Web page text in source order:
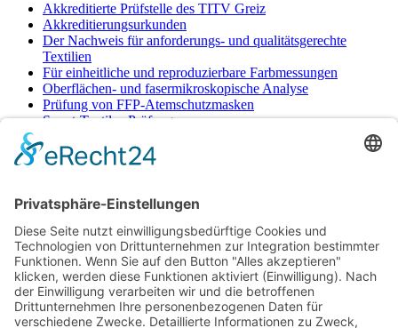
Akkreditierte Prüfstelle des TITV Greiz
Akkreditierungsurkunden
Der Nachweis für anforderungs- und qualitätsgerechte
Textilien
Für einheitliche und reproduzierbare Farbmessungen
Oberflächen- und fasermikroskopische Analyse
Prüfung von FFP-Atemschutzmasken
Smart-Textiles-Prüfungen
Bedarfsgegenständen auf verschiedenste Eigenschaften und
Inhaltstoffe
Impressum
Datenschutz
AGB
AGB PRÜFSTELLE
AGB Seminare